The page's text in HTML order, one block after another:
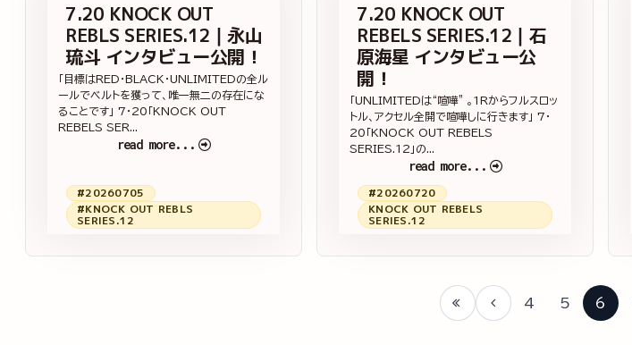
7.20 KNOCK OUT
REBLS SERIES.12｜永山
琉斗 インタビュー公開！
「目標はRED・BLACK・UNLIMITEDの全ル
ールでベルトを獲って、唯一無二の存在にな
ることです」 7・20「KNOCK OUT
REBELS SER...
read more...
#20260705
#KNOCK OUT REBLS
SERIES.12
7.20 KNOCK OUT
REBELS SERIES.12｜石
原海星 インタビュー公
開！
「UNLIMITEDは“喧嘩” 。1Rからフルスロッ
トル、アクセル全開で喧嘩しに行きます」 7・
20「KNOCK OUT REBELS
SERIES.12」の...
read more...
#20260720
KNOCK OUT REBELS
SERIES.12
4 5 6